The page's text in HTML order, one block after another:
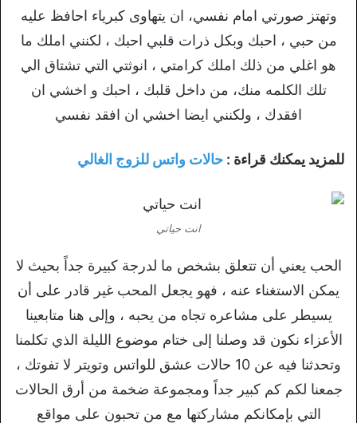
وتهتز صورتي امام نفسي، ان يتهاوى كبرياء احافظ عليه
من حبي ، احبك وبكل ذرات قلبي احبك ، لكنني املك ما
هو اغلي من ذلك املك كرامتي ، انوثتي التي تشتاق الي
تلك الكلمه منك، من داخل قلبك ، احبك و اخشي ان
افقدك ، ولكنني ايضا اخشي ان افقد نفسي
للمزيد يمكنك قراءة : حالات واتس للزوج الغالي
انت حياتي
الحب يعني أن تتعلق بشخص ما لدرجة كبيرة جداً بحيث لا
يمكن الاستغناء عنه ، فهو يجعل المحب غير قادر على أن
يسيطر على مشاعره تجاه من يحبه ، وإلى هنا متابعينا
الأعزاء نكون قد وصلنا إلى ختام موضوع الليلة الذي تكلمنا
وتحدثنا فيه عن 10 حالات عشق للواتس وتويتر لا تفوتك ،
جمعنا لكم كم كبير جداً ومجموعة ضخمة من أرق الحالات
التي بإمكانكم مشاركتها مع من تحبون على مواقع